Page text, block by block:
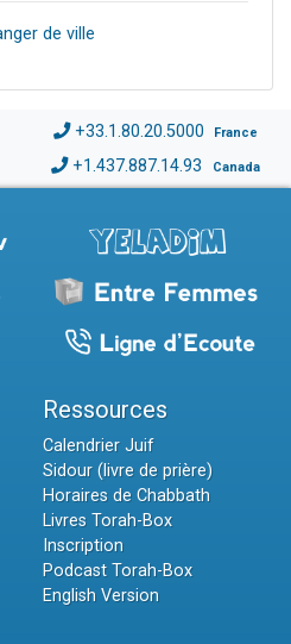
de ville
+33.1.80.20.5000 France
+1.437.887.14.93 Canada
Ressources
Calendrier Juif
Sidour (livre de prière)
Horaires de Chabbath
Livres Torah-Box
Inscription
Podcast Torah-Box
English Version